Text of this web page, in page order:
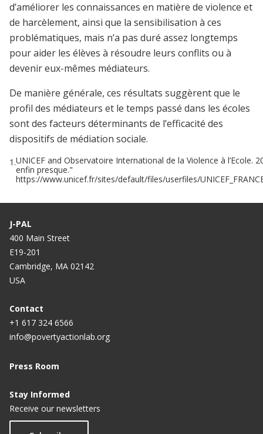
d’améliorer les connaissances en matière de violence et
de harcèlement, ainsi que la sensibilisation à ces
problématiques, mais n’a pas duré assez longtemps
pour aider les élèves à résoudre leurs conflits ou à
devenir eux-mêmes médiateurs.
De manière générale, ces résultats suggèrent que le
profil des médiateurs et le temps passé dans les écoles
sont des facteurs déterminants de l’efficacité des
dispositifs de médiation sociale.
1.UNICEF and Observatoire International de la Violence à l’Ecole.
enfin presque."
https://www.unicef.fr/sites/default/files/userfiles/
J-PAL
400 Main Street
E19-201
Cambridge, MA 02142
USA
Contact
+1 617 324 6566
info@povertyactionlab.org
Press Room
Stay Informed
Receive our newsletters